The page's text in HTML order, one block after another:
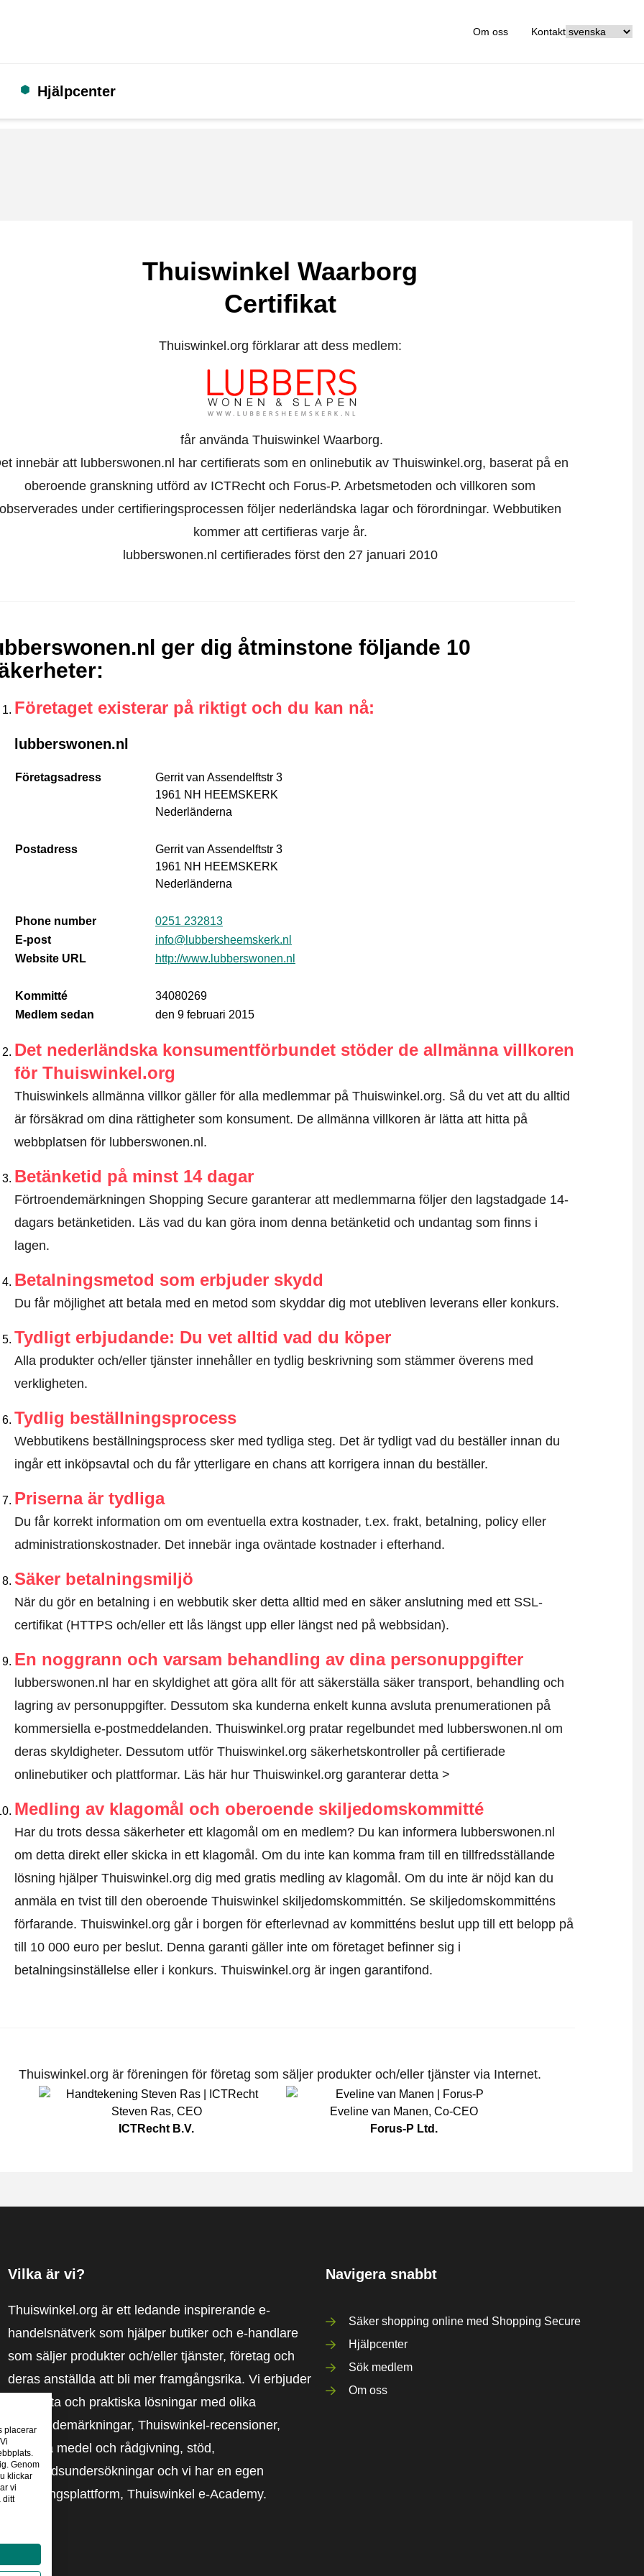
Om oss Kontakt
Hjälpcenter
Thuiswinkel Waarborg
Certifikat
Thuiswinkel.org förklarar att dess medlem:
får använda Thuiswinkel Waarborg.
innebär att lubberswonen.nl har certifierats som en onlinebutik av Thuiswinkel.org, baserat på en
oberoende granskning utförd av ICTRecht och Forus-P. Arbetsmetoden och villkoren som
under certifieringsprocessen följer nederländska lagar och förordningar. Webbutiken
kommer att certifieras varje år.
lubberswonen.nl certifierades först den 27 januari 2010
ger dig åtminstone följande 10
:
Företaget existerar på riktigt och du kan nå:
lubberswonen.nl
Företagsadress
Gerrit van Assendelftstr 3
1961 NH HEEMSKERK
Nederländerna
Postadress
Gerrit van Assendelftstr 3
1961 NH HEEMSKERK
Nederländerna
Phone number
0251 232813
E-post
info@lubbersheemskerk.nl
Website URL
http://www.lubberswonen.nl
Kommitté
34080269
Medlem sedan
den 9 februari 2015
Det nederländska konsumentförbundet stöder de allmänna villkoren
för Thuiswinkel.org
Thuiswinkels allmänna villkor gäller för alla medlemmar på Thuiswinkel.org. Så du vet att du alltid
är försäkrad om dina rättigheter som konsument. De allmänna villkoren är lätta att hitta på
webbplatsen för lubberswonen.nl.
Betänketid på minst 14 dagar
Förtroendemärkningen Shopping Secure garanterar att medlemmarna följer den lagstadgade 14-
dagars betänketiden. Läs vad du kan göra inom denna betänketid och undantag som finns i
lagen.
Betalningsmetod som erbjuder skydd
Du får möjlighet att betala med en metod som skyddar dig mot utebliven leverans eller konkurs.
Tydligt erbjudande: Du vet alltid vad du köper
Alla produkter och/eller tjänster innehåller en tydlig beskrivning som stämmer överens med
verkligheten.
Tydlig beställningsprocess
Webbutikens beställningsprocess sker med tydliga steg. Det är tydligt vad du beställer innan du
ingår ett inköpsavtal och du får ytterligare en chans att korrigera innan du beställer.
Priserna är tydliga
Du får korrekt information om om eventuella extra kostnader, t.ex. frakt, betalning, policy eller
administrationskostnader. Det innebär inga oväntade kostnader i efterhand.
Säker betalningsmiljö
När du gör en betalning i en webbutik sker detta alltid med en säker anslutning med ett SSL-
certifikat (HTTPS och/eller ett lås längst upp eller längst ned på webbsidan).
En noggrann och varsam behandling av dina personuppgifter
lubberswonen.nl har en skyldighet att göra allt för att säkerställa säker transport, behandling och
lagring av personuppgifter. Dessutom ska kunderna enkelt kunna avsluta prenumerationen på
kommersiella e-postmeddelanden. Thuiswinkel.org pratar regelbundet med lubberswonen.nl om
deras skyldigheter. Dessutom utför Thuiswinkel.org säkerhetskontroller på certifierade
onlinebutiker och plattformar. Läs här hur Thuiswinkel.org garanterar detta >
Medling av klagomål och oberoende skiljedomskommitté
Har du trots dessa säkerheter ett klagomål om en medlem? Du kan informera lubberswonen.nl
om detta direkt ellerskicka in ett klagomål . Om du inte kan komma fram till en tillfredsställande
lösning hjälper Thuiswinkel.org dig med gratis medling av klagomål. Om du inte är nöjd kan du
anmäla en tvist till den oberoende Thuiswinkel skiljedomskommittén. Se skiljedomskommitténs
förfarande. Thuiswinkel.org går i borgen för efterlevnad av kommitténs beslut upp till ett belopp på
till 10 000 euro per beslut. Denna garanti gäller inte om företaget befinner sig i
betalningsinställelse eller i konkurs. Thuiswinkel.org är ingen garantifond.
Thuiswinkel.org är föreningen för företag som säljer produkter och/eller tjänster via Internet.
Steven Ras, CEO
ICTRecht B.V.
Eveline van Manen, Co-CEO
Forus-P Ltd.
Vilka är vi?
Thuiswinkel.org är ett ledande inspirerande e-
handelsnätverk som hjälper butiker och e-handlare
som säljer produkter och/eller tjänster, företag och
deras anställda att bli mer framgångsrika. Vi erbjuder
relevanta och praktiska lösningar med olika
förtroendemärkningar, Thuiswinkel-recensioner,
rättsliga medel och rådgivning, stöd,
marknadsundersökningar och vi har en egen
utbildningsplattform, Thuiswinkel e-Academy.
Navigera snabbt
Säker shopping online med Shopping Secure
Hjälpcenter
Sök medlem
Om oss
placerar
Genom
klickar
vi
ditt